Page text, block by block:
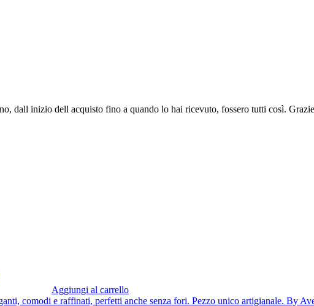
dall inizio dell acquisto fino a quando lo hai ricevuto, fossero tutti così.
Aggiungi al carrello